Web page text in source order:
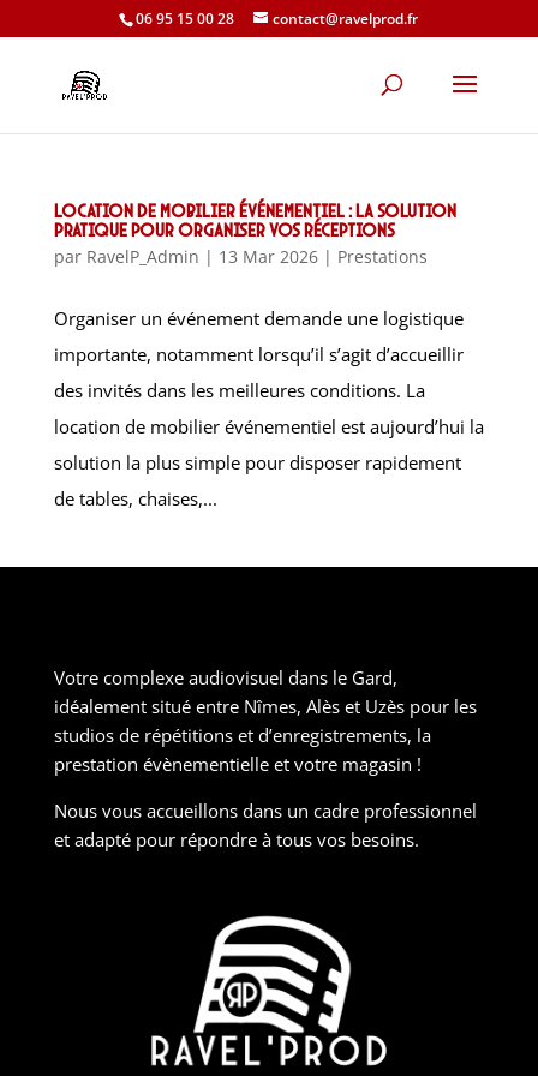
06 95 15 00 28 contact@ravelprod.fr
Location de mobilier événementiel : la solution
pratique pour organiser vos réceptions
par RavelP_Admin | 13 Mar 2026| Prestations
Organiser un événement demande une logistique
importante, notamment lorsqu’il s’agit d’accueillir
des invités dans les meilleures conditions. La
location de mobilier événementiel est aujourd’hui la
solution la plus simple pour disposer rapidement
de tables, chaises,...
Votre complexe audiovisuel dans le Gard,
idéalement situé entre Nîmes, Alès et Uzès pour les
studios de répétitions et d’enregistrements, la
prestation évènementielle et votre magasin !
Nous vous accueillons dans un cadre professionnel
et adapté pour répondre à tous vos besoins.